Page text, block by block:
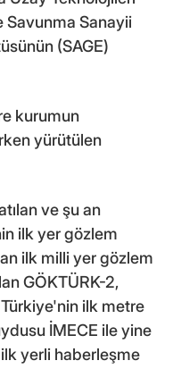
Savunma Sanayii
(SAGE)
kurumun
yürütülen
ve şu an
ilk yer gözlem
ilk milli yer gözlem
GÖKTÜRK-2,
ilk metre
İMECE ile yine
yerli haberleşme